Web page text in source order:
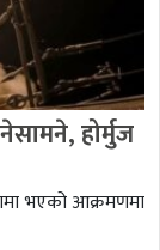
होर्मुज
भएको आक्रमणमा